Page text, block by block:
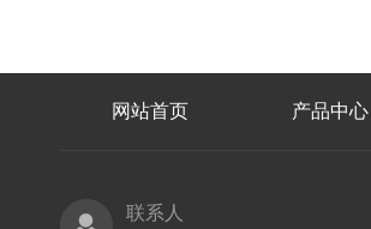
网站首页 产品中心
联系人